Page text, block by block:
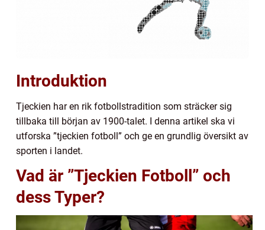
Introduktion
Tjeckien har en rik fotbollstradition som sträcker sig
tillbaka till början av 1900-talet. I denna artikel ska vi
utforska ”tjeckien fotboll” och ge en grundlig översikt av
sporten i landet.
Vad är ”Tjeckien Fotboll” och
dess Typer?